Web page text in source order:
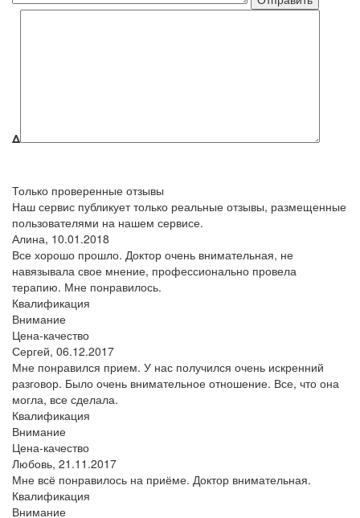
Δ
Только проверенные отзывы
Наш сервис публикует только реальные отзывы, размещенные
пользователями на нашем сервисе.
Алина, 10.01.2018
Все хорошо прошло. Доктор очень внимательная, не
навязывала свое мнение, профессионально провела
терапию. Мне понравилось.
Квалификация
Внимание
Цена-качество
Сергей, 06.12.2017
Мне понравился прием. У нас получился очень искренний
разговор. Было очень внимательное отношение. Все, что она
могла, все сделала.
Квалификация
Внимание
Цена-качество
Любовь, 21.11.2017
Мне всё понравилось на приёме. Доктор внимательная.
Квалификация
Внимание